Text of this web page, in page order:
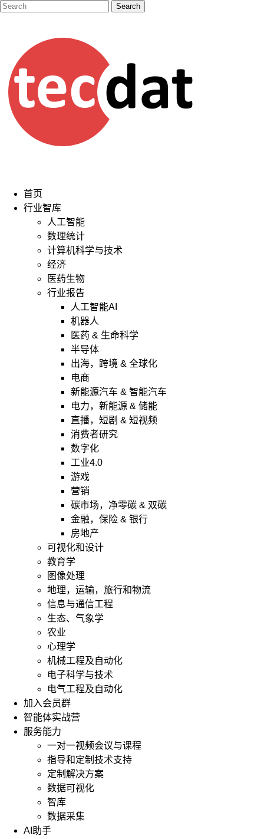
首页
行业智库
人工智能
数理统计
计算机科学与技术
经济
医药生物
行业报告
人工智能AI
机器人
医药 & 生命科学
半导体
出海，跨境 & 全球化
电商
新能源汽车 & 智能汽车
电力，新能源 & 储能
直播，短剧 & 短视频
消费者研究
数字化
工业4.0
游戏
营销
碳市场，净零碳 & 双碳
金融，保险 & 银行
房地产
可视化和设计
教育学
图像处理
地理，运输，旅行和物流
信息与通信工程
生态、气象学
农业
心理学
机械工程及自动化
电子科学与技术
电气工程及自动化
加入会员群
智能体实战营
服务能力
一对一视频会议与课程
指导和定制技术支持
定制解决方案
数据可视化
智库
数据采集
AI助手